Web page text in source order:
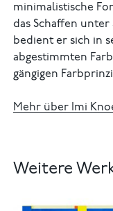
minimalistische
das Schaffen
bedient er sich in
abgestimmten
gängigen
Mehr über Imi
Weitere